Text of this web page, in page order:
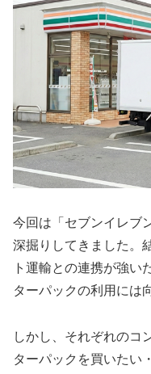
今回は「セブンイレブ
深掘りしてきました。
ト運輸との連携が強い
ターパックの利用には
しかし、それぞれのコ
ターパックを買いたい